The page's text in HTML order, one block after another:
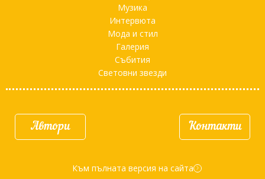
Музика
Интервюта
Мода и стил
Галерия
Събития
Световни звезди
Автори Контакти
Към пълната версия на сайта d